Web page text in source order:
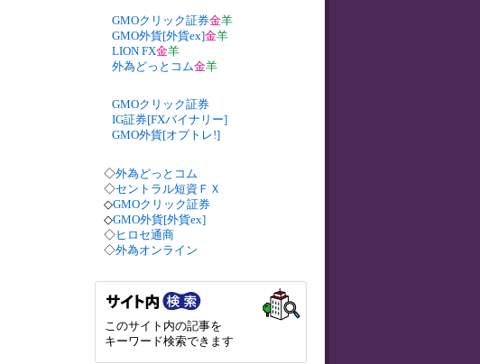
GMOクリック証券金羊
GMO外貨[外貨ex]金羊
LION FX金羊
外為どっとコム金羊
GMOクリック証券
IG証券[FXバイナリー]
GMO外貨[オプトレ!]
◇外為どっとコム
◇セントラル短資ＦＸ
◇GMOクリック証券
◇GMO外貨[外貨ex]
◇ヒロセ通商
◇外為オンライン
このサイト内の記事を
キーワード検索できます